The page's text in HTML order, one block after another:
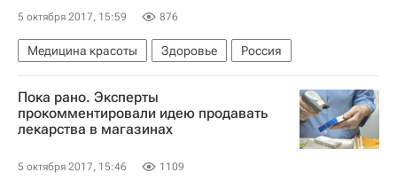
5 октября 2017, 15:59 876
Медицина красоты Здоровье Россия
Пока рано. Эксперты
прокомментировали идею продавать
лекарства в магазинах
5 октября 2017, 15:46 1109